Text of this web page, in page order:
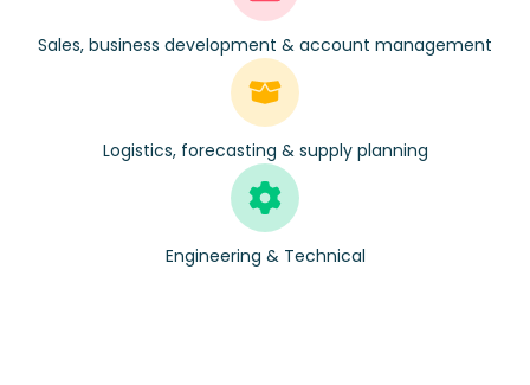
Sales, business development & account management
Logistics, forecasting & supply planning
Engineering & Technical